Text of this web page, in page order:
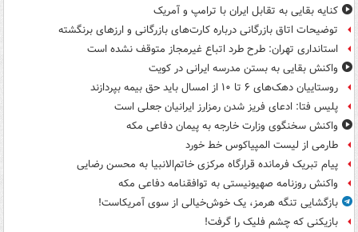
کنایه بقایی به تقابل ایران با ترامپ و آمریک
توضیحات اتاق بازرگانی درباره کارت‌های بازرگانی و ارزهای برنگشته
استانداری تهران: طرح طرد اتباع غیرمجاز متوقف نشده است
واکنش بقایی به بستن مدرسه ایرانی در کویت
روستاییان دهک‌های ۶ تا ۱۰ از امسال باید حق بیمه بپردازند
پلیس فتا: ادعای فریز شدن رمزارز ایرانیان جعلی است
واکنش سخنگوی وزارت خارجه به پیمان دفاعی مکه
طارمی از لیست المپیاکوس خط خورد
پیام تبریک فرمانده قرارگاه مرکزی خاتم‌الانبیا به محسن رضایی
واکنش روزنامه صهیونیستی به توافقنامه دفاعی مکه
بازگشایی تنگه هرمز، یک خوش‌خیالی از سوی آمریکاست!
بازیکنی که چشم فلیک را گرفت!